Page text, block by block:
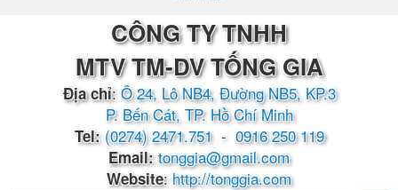
CÔNG TY TNHH
MTV TM-DV TỐNG GIA
Địa chỉ: Ô 24, Lô NB4, Đường NB5, KP.3
P. Bến Cát, TP. Hồ Chí Minh
​​​​Tel: (0274) 2471.751- 0916 250 119
Email:tonggia@gmail.com
Website: http://tonggia.com